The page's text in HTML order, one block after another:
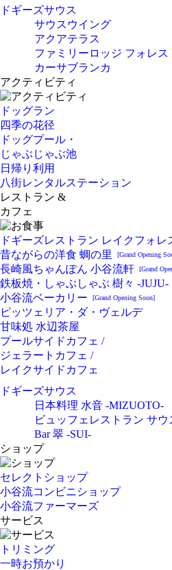
ドギーズサウス
サウスウイング
アクアテラス
ファミリーロッジ フォレス
カーサブランカ
アクティビティ
ドッグラン
四季の花径
ドッグプール・
じゃぶじゃぶ池
日帰り利用
八街レンタルステーション
レストラン &
カフェ
ドギーズレストラン レイクフォレ
昔ながらの洋食 蜩の里
[Grand Opening
長崎風ちゃんぽん 小谷流軒 [Grand
鉄板焼・しゃぶしゃぶ 樹々 -JUJU-
小谷流ベーカリー
[Grand Opening Soon]
ピッツェリア・ダ・ヴェルデ
甘味処 水辺茶屋
プールサイドカフェ /
ジェラートカフェ /
レイクサイドカフェ
ドギーズサウス
日本料理 水音 -MIZUOTO-
ビュッフェレストラン サ
Bar 翠 -SUI-
ショップ
セレクトショップ
小谷流コンビニショップ
小谷流ファーマーズ
サービス
トリミング
一時お預かり